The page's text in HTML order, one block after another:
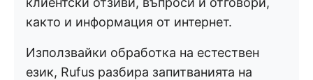
както и информация от интернет.
Използвайки обработка на естествен
език, Rufus разбира запитванията на